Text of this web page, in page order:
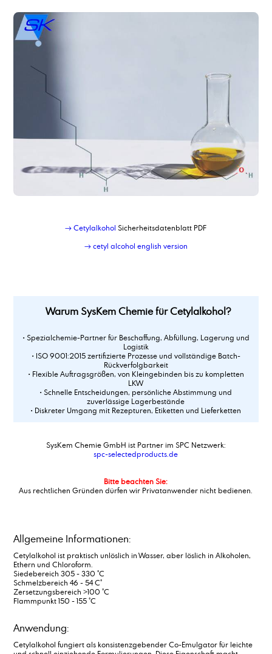
Corrosion Inhibitor PM
Corrosion Inhibitor PM 2
Corrosionsinhibitor TACT 50
Corrosionsinhibitor TACT 85
→ Cetylalkohol Sicherheitsdatenblatt PDF
→ cetyl alcohol english version
Warum SysKem Chemie für Cetylalkohol?
• Spezialchemie-Partner für Beschaffung, Abfüllung, Lagerung und
Logistik
• ISO 9001:2015 zertifizierte Prozesse und vollständige Batch-
Rückverfolgbarkeit
• Flexible Auftragsgrößen, von Kleingebinden bis zu kompletten
LKW
• Schnelle Entscheidungen, persönliche Abstimmung und
zuverlässige Lagerbestände
• Diskreter Umgang mit Rezepturen, Etiketten und Lieferketten
SysKem Chemie GmbH ist Partner im SPC Netzwerk:
spc-selectedproducts.de
Bitte beachten Sie:
Aus rechtlichen Gründen dürfen wir Privatanwender nicht bedienen.
Allgemeine Informationen:
Cetylalkohol ist praktisch unlöslich in Wasser, aber löslich in Alkoholen,
Ethern und Chloroform.
Siedebereich 305 - 330 °C
Schmelzbereich 46 - 54 C°
Zersetzungsbereich >100 °C
Flammpunkt 150 - 155 °C
Anwendung:
Cetylalkohol fungiert als konsistenzgebender Co-Emulgator für leichte